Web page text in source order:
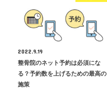
2022.9.19
整骨院のネット予約は必須にな
る？予約数を上げるための最高の
施策